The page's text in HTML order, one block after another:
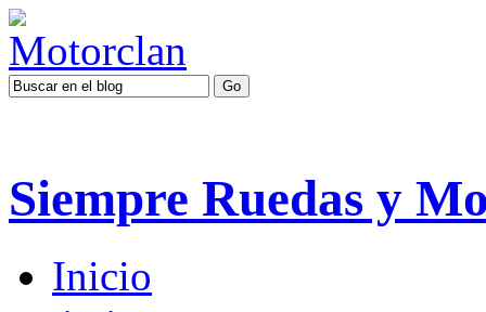
Siempre Ruedas y
Inicio